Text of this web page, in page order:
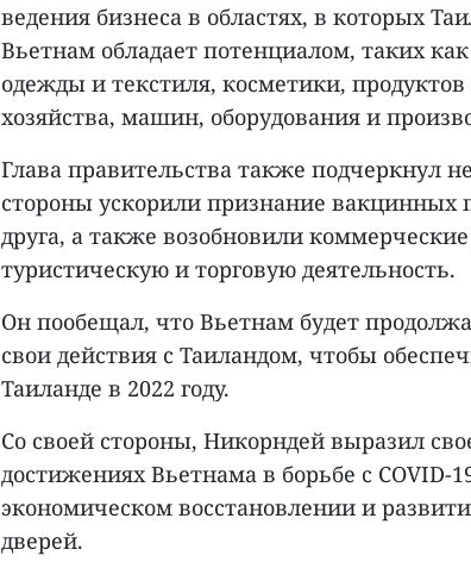
ведения бизнеса в областях, в которых
Вьетнам обладает потенциалом, таких
одежды и текстиля, косметики, продуктов
хозяйства, машин, оборудования и
Глава правительства также подчеркнул
стороны ускорили признание вакцинных
друга, а также возобновили
туристическую и торговую деятельность.
Он пообещал, что Вьетнам будет
свои действия с Таиландом, чтобы
Таиланде в 2022 году.
Со своей стороны, Никорндей выразил
достижениях Вьетнама в борьбе с COVID-
экономическом восстановлении и
дверей.